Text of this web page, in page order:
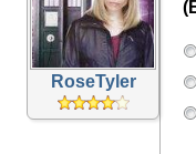
RoseTyler